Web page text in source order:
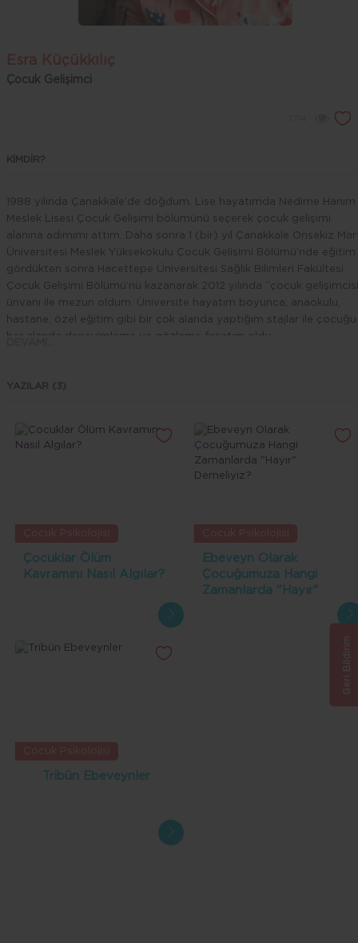
Çocuk Gelişimci
KİMDİR?
1988 yılında Çanakkale’de doğdum. Lise hayatımda Nedime Hanım
Meslek Lisesi Çocuk Gelişimi bölümünü seçerek çocuk gelişimi
alanına adımımı attım. Daha sonra 1 (bir) yıl Çanakkale Onsekiz
Üniversitesi Meslek Yüksekokulu Çocuk Gelişimi Bölümü’nde eğitim
gördükten sonra Hacettepe Üniversitesi Sağlık Bilimleri Fakültesi
Çocuk Gelişimi Bölümü’nü kazanarak 2012 yılında “çocuk
ünvanı ile mezun oldum. Üniversite hayatım boyunca; anaokulu,
hastane, özel eğitim gibi bir çok alanda yaptığım stajlar ile çocuğu
her alanda deneyimleme ve gözleme fırsatım oldu.
Halk Sağlığı Müdürlüğü’ne atanarak 3,5 yıl kadar Doğu Anadolu
çalışıyorum. Aynı zamanda evli ve bir çocuk annesiyim.
YAZILAR (3)
Çocuklar Ölüm
Kavramını Nasıl Algılar?
Ebeveyn Olarak
Çocuğumuza Hangi
Zamanlarda "Hayır"
Tribün Ebeveynler